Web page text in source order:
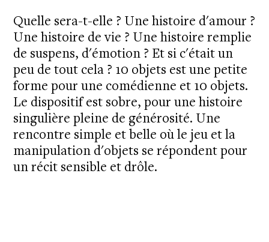
Quelle sera-t-elle ? Une histoire d'amour ?
Une histoire de vie ? Une histoire remplie
de suspens, d'émotion ? Et si c'était un
peu de tout cela ? 10 objets est une petite
forme pour une comédienne et 10 objets.
Le dispositif est sobre, pour une histoire
singulière pleine de générosité. Une
rencontre simple et belle où le jeu et la
manipulation d'objets se répondent pour
un récit sensible et drôle.